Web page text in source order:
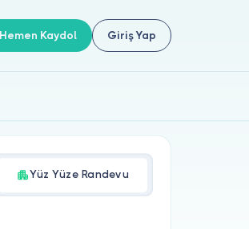
Hemen Kaydol Giriş Yap
Yüz Yüze Randevu